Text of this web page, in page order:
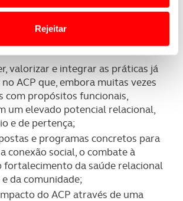
durante a navegação no
e anúncios, para lhe proporcionar
redes sociais, bem como para
navegação no nosso website.
informação, relativa à sua
site de publicidade e de análise, com
na UE e em países terceiros.
que as transferências internacionais de
realizadas apenas com o seu
Rejeitar
a inclusão e combater o
valorizar e integrar as práticas já
ACP que, embora muitas vezes
com propósitos funcionais,
um elevado potencial relacional,
e de pertença;
e programas concretos para
conexão social, o combate à
fortalecimento da saúde relacional
da comunidade;
do ACP através de uma